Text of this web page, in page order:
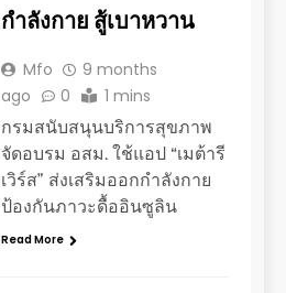
กำลังกาย สู้เบาหวาน
Mfo
9 months
ago
0 1 mins
กรมสนับสนุนบริการสุขภาพ
จัดอบรม อสม. ใช้แอป “เมต้ารี
เวิร์ส” ส่งเสริมออกกำลังกาย
ป้องกันภาวะดื้ออินซูลิน
Read More